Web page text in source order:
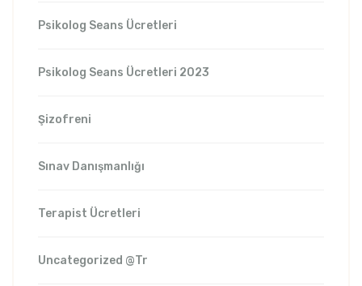
Psikolog Seans Ücretleri
Psikolog Seans Ücretleri 2023
Şizofreni
Sınav Danışmanlığı
Terapist Ücretleri
Uncategorized @tr